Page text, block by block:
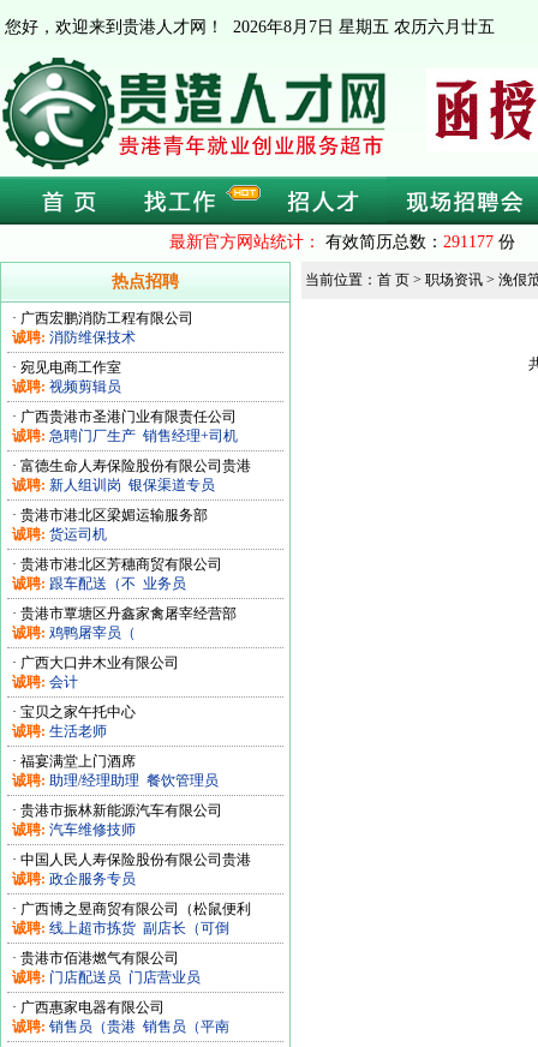
您好，欢迎来到贵港人才网！ 2026年8月7日 星期五 农历六月廿五
最新官方网站统计： 有效简历总数： 291177 份
热点招聘
· 广西宏鹏消防工程有限公司
诚聘: 消防维保技术
· 宛见电商工作室
诚聘: 视频剪辑员
· 广西贵港市圣港门业有限责任公司
诚聘: 急聘门厂生产 销售经理+司机
· 富德生命人寿保险股份有限公司贵港
诚聘: 新人组训岗 银保渠道专员
· 贵港市港北区梁媚运输服务部
诚聘: 货运司机
· 贵港市港北区芳穗商贸有限公司
诚聘: 跟车配送（不 业务员
· 贵港市覃塘区丹鑫家禽屠宰经营部
诚聘: 鸡鸭屠宰员（
· 广西大口井木业有限公司
诚聘: 会计
· 宝贝之家午托中心
诚聘: 生活老师
· 福宴满堂上门酒席
诚聘: 助理/经理助理 餐饮管理员
· 贵港市振林新能源汽车有限公司
诚聘: 汽车维修技师
· 中国人民人寿保险股份有限公司贵港
诚聘: 政企服务专员
· 广西博之昱商贸有限公司（松鼠便利
诚聘: 线上超市拣货 副店长（可倒
· 贵港市佰港燃气有限公司
诚聘: 门店配送员 门店营业员
· 广西惠家电器有限公司
诚聘: 销售员（贵港 销售员（平南
当前位置：首 页 > 职场资讯 > 浼佷